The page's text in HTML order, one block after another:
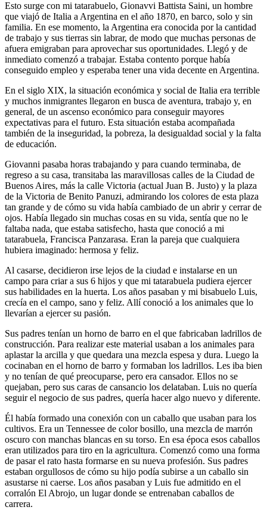
Esto surge con mi tatarabuelo, Gionavvi Battista Saini, un hombre
que viajó de Italia a Argentina en el año 1870, en barco, solo y sin
familia. En ese momento, la Argentina era conocida por la cantidad
de trabajo y sus tierras sin labrar, de modo que muchas personas de
afuera emigraban para aprovechar sus oportunidades. Llegó y de
inmediato comenzó a trabajar. Estaba contento porque había
conseguido empleo y esperaba tener una vida decente en Argentina.
En el siglo XIX, la situación económica y social de Italia era terrible
y muchos inmigrantes llegaron en busca de aventura, trabajo y, en
general, de un ascenso económico para conseguir mayores
expectativas para el futuro. Esta situación estaba acompañada
también de la inseguridad, la pobreza, la desigualdad social y la falta
de educación.
Giovanni pasaba horas trabajando y para cuando terminaba, de
regreso a su casa, transitaba las maravillosas calles de la Ciudad de
Buenos Aires, más la calle Victoria (actual Juan B. Justo) y la plaza
de la Victoria de Benito Panuzi, admirando los colores de esta plaza
tan grande y de cómo su vida había cambiado de un abrir y cerrar de
ojos. Había llegado sin muchas cosas en su vida, sentía que no le
faltaba nada, que estaba satisfecho, hasta que conoció a mi
tatarabuela, Francisca Panzarasa. Eran la pareja que cualquiera
hubiera imaginado: hermosa y feliz.
Al casarse, decidieron irse lejos de la ciudad e instalarse en un
campo para criar a sus 6 hijos y que mi tatarabuela pudiera ejercer
sus habilidades en la huerta. Los años pasaban y mi bisabuelo Luis,
crecía en el campo, sano y feliz. Allí conoció a los animales que lo
llevarían a ejercer su pasión.
Sus padres tenían un horno de barro en el que fabricaban ladrillos de
construcción. Para realizar este material usaban a los animales para
aplastar la arcilla y que quedara una mezcla espesa y dura. Luego la
cocinaban en el horno de barro y formaban los ladrillos. Les iba bien
y no tenían de qué preocuparse, pero era cansador. Ellos no se
quejaban, pero sus caras de cansancio los delataban. Luis no quería
seguir el negocio de sus padres, quería hacer algo nuevo y diferente.
Él había formado una conexión con un caballo que usaban para los
cultivos. Era un Tennessee de color bosillo, una mezcla de marrón
oscuro con manchas blancas en su torso. En esa época esos caballos
eran utilizados para tiro en la agricultura. Comenzó como una forma
de pasar el rato hasta formarse en su nueva profesión. Sus padres
estaban orgullosos de cómo su hijo podía subirse a un caballo sin
asustarse ni caerse. Los años pasaban y Luis fue admitido en el
corralón El Abrojo, un lugar donde se entrenaban caballos de
carrera.